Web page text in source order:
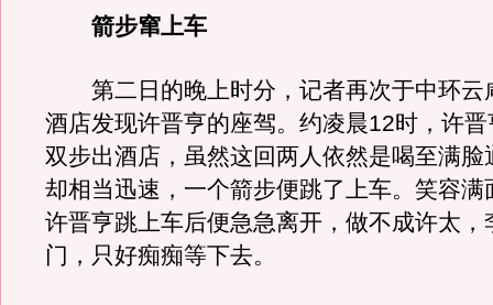
箭步窜上车
第二日的晚上时分，记者再次于中环云
酒店发现许晋亨的座驾。约凌晨12时，许
双步出酒店，虽然这回两人依然是喝至满脸
却相当迅速，一个箭步便跳了上车。笑容满
许晋亨跳上车后便急急离开，做不成许太，
门，只好痴痴等下去。